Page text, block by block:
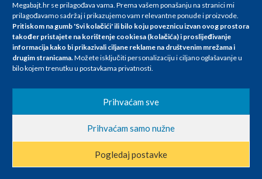
Megabajt.hr se prilagođava vama. Prema vašem ponašanju na stranici mi
prilagođavamo sadržaj i prikazujemo vam relevantne ponude i proizvode.
Pritiskom na gumb 'Svi kolačići' ili bilo koju poveznicu izvan ovog prostora
također pristajete na korištenje cookiesa (kolačića) i proslijeđivanje
informacija kako bi prikazivali ciljane reklame na društvenim mrežama i
drugim stranicama.Možete isključiti personalizaciju i ciljano oglašavanje u
bilo kojem trenutku u postavkama privatnosti.
Prihvaćam sve
Prihvaćam samo nužne
Pogledaj postavke
Za artikle kojih trenutno nema u ponudi obratite nam se na
info@megabajt.hr. Sve cijene su informativnog karaktera i podložne su
promjenama, a
iskazane su za avansno plaćanje(gotovina) u Eurima i uključuju PDV. Sve
se razlikovati od cijena u našim poslovnicama. Trudimo se dati što bolji
i točniji opis i sliku. Unatoč tome, ne možemo garantirati da su svi
nastale u opisu proizvoda, greške prilikom štampanja te promjene
cijena.